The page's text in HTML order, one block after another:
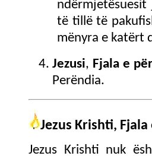
të tillë të
mënyra e katërt
Jezusi, Fjala e
Perëndia.
Jezus Krishti,
Jezus Krishti nuk